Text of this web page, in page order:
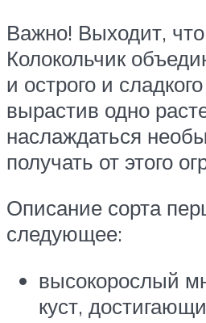
Важно! Выходит,
Колокольчик
и острого и
вырастив одно
наслаждаться
получать от этого
Описание сорта
следующее:
высокорослый
куст,